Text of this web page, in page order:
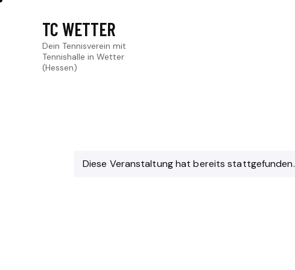
TC WETTER
Dein Tennisverein mit
Tennishalle in Wetter
(Hessen)
Diese Veranstaltung hat bereits stattgefunden.